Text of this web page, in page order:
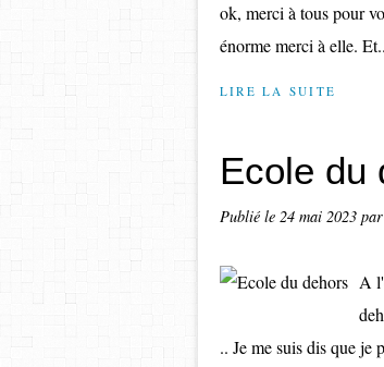
ok, merci à tous pour
énorme merci à elle.
LIRE LA SUITE
Ecole du
Publié le 24 mai 2023
A
.. Je me suis dis que je